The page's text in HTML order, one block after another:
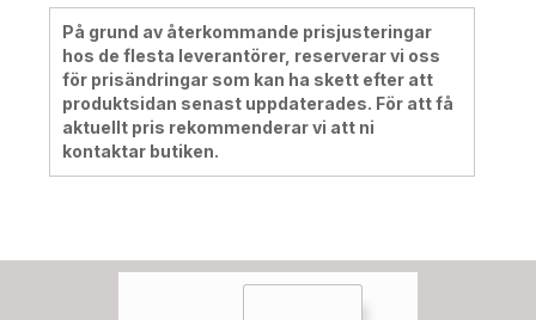
På grund av återkommande prisjusteringar
hos de flesta leverantörer, reserverar vi oss
för prisändringar som kan ha skett efter att
produktsidan senast uppdaterades. För att få
aktuellt pris rekommenderar vi att ni
kontaktar butiken.